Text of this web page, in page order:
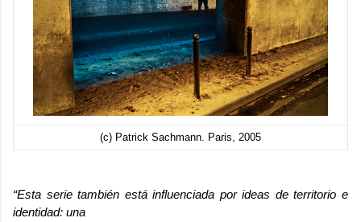
(c) Patrick Sachmann. Paris, 2005
“Esta serie también está influenciada por ideas de territorio e
identidad: una